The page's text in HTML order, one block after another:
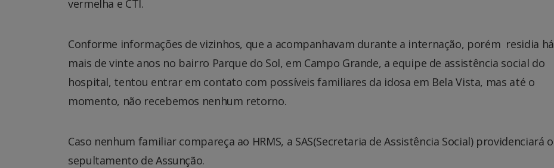
vermelha e CTI.
Conforme informações de vizinhos, que a acompanhavam durante a internação, porém residia há
mais de vinte anos no bairro Parque do Sol, em Campo Grande, a equipe de assistência social do
hospital, tentou entrar em contato com possíveis familiares da idosa em Bela Vista, mas até o
momento, não recebemos nenhum retorno.
Caso nenhum familiar compareça ao HRMS, a SAS(Secretaria de Assistência Social) providenciará o
sepultamento de Assunção.